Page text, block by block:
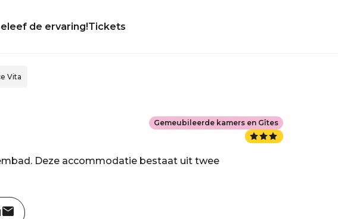
de ervaring!Tickets
Vita
Deze accommodatie bestaat uit twee
Gemeubileerde kamers en Gîtes